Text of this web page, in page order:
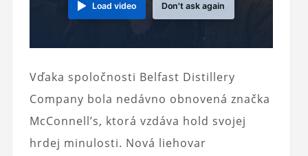
Load video Don't ask again
Vďaka spoločnosti Belfast Distillery
Company bola nedávno obnovená značka
McConnell’s, ktorá vzdáva hold svojej
hrdej minulosti. Nová liehovar